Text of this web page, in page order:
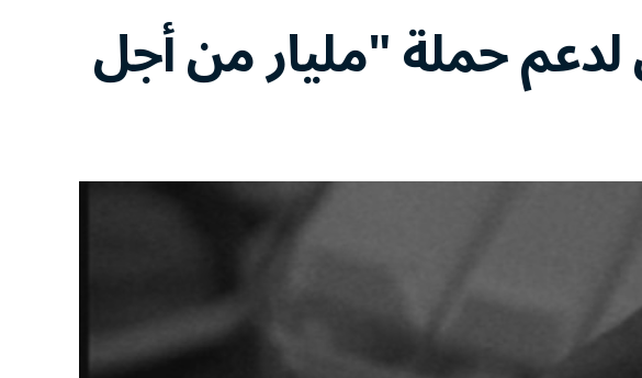
لدعم حملة "مليار من أجل